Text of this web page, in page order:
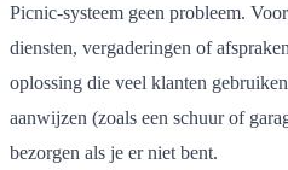
Picnic-systeem geen probleem.
diensten, vergaderingen of
oplossing die veel klanten
aanwijzen (zoals een schuur of
bezorgen als je er niet bent.